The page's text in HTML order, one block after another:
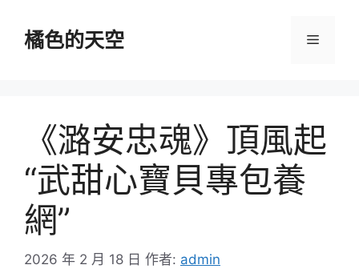
橘色的天空 選
《潞安忠魂》頂風起
“武甜心寶貝專包養
網”
2026 年 2 月 18 日 作者: admin